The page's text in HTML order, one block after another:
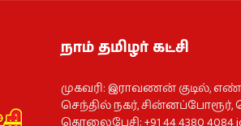
நாம் தமிழர் கட்சி
முகவரி: இராவணன் குடில்,
செந்தில் நகர், சின்னப்போரூர்,